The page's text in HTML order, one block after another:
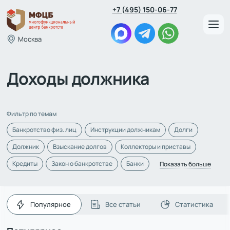
Москва
+7 (495) 150-06-77
Доходы должника
Фильтр по темам
Банкротство физ. лиц
Инструкции должникам
Долги
Должник
Взыскание долгов
Коллекторы и приставы
Кредиты
Закон о банкротстве Банки Показать больше
Популярное Все статьи Статистика